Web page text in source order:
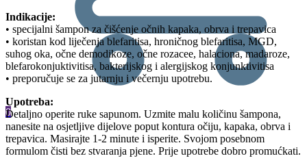
0
Indikacije:
• specijalni šampon za čišćenje očnih kapaka, obrva i trepavica
• koristan kod liječenja blefaritisa, hroničnog blefaritisa, MGD,
suhog oka, očne demodikoze, očne rozacee, halaciona, madaroze,
blefarokonjuktivitisa, bakterijskog i alergijskog konjunktivitisa
• preporučuje se za jutarnju i večernju upotrebu.
Upotreba:
Detaljno operite ruke sapunom. Uzmite malu količinu šampona,
nanesite na osjetljive dijelove poput kontura očiju, kapaka, obrva i
trepavica. Masirajte 1-2 minute i isperite. Svojom posebnom
formulom čisti bez stvaranja pjene. Prije upotrebe dobro promućkati.